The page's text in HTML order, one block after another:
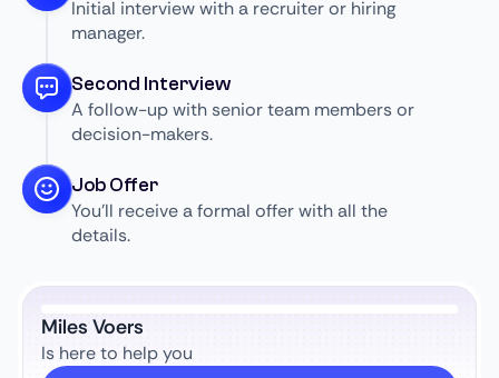
Initial interview with a recruiter or hiring
manager.
Second Interview
A follow-up with senior team members or
decision-makers.
Job Offer
You’ll receive a formal offer with all the
details.
Miles Voers
Is here to help you